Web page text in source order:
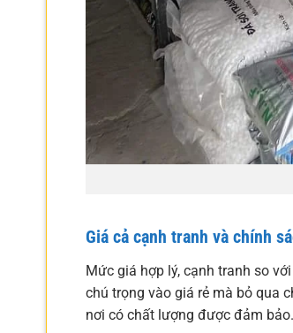
Giá cả cạnh tranh và chính
Mức giá hợp lý, cạnh tranh so
chú trọng vào giá rẻ mà bỏ qua
nơi có chất lượng được đảm bảo.